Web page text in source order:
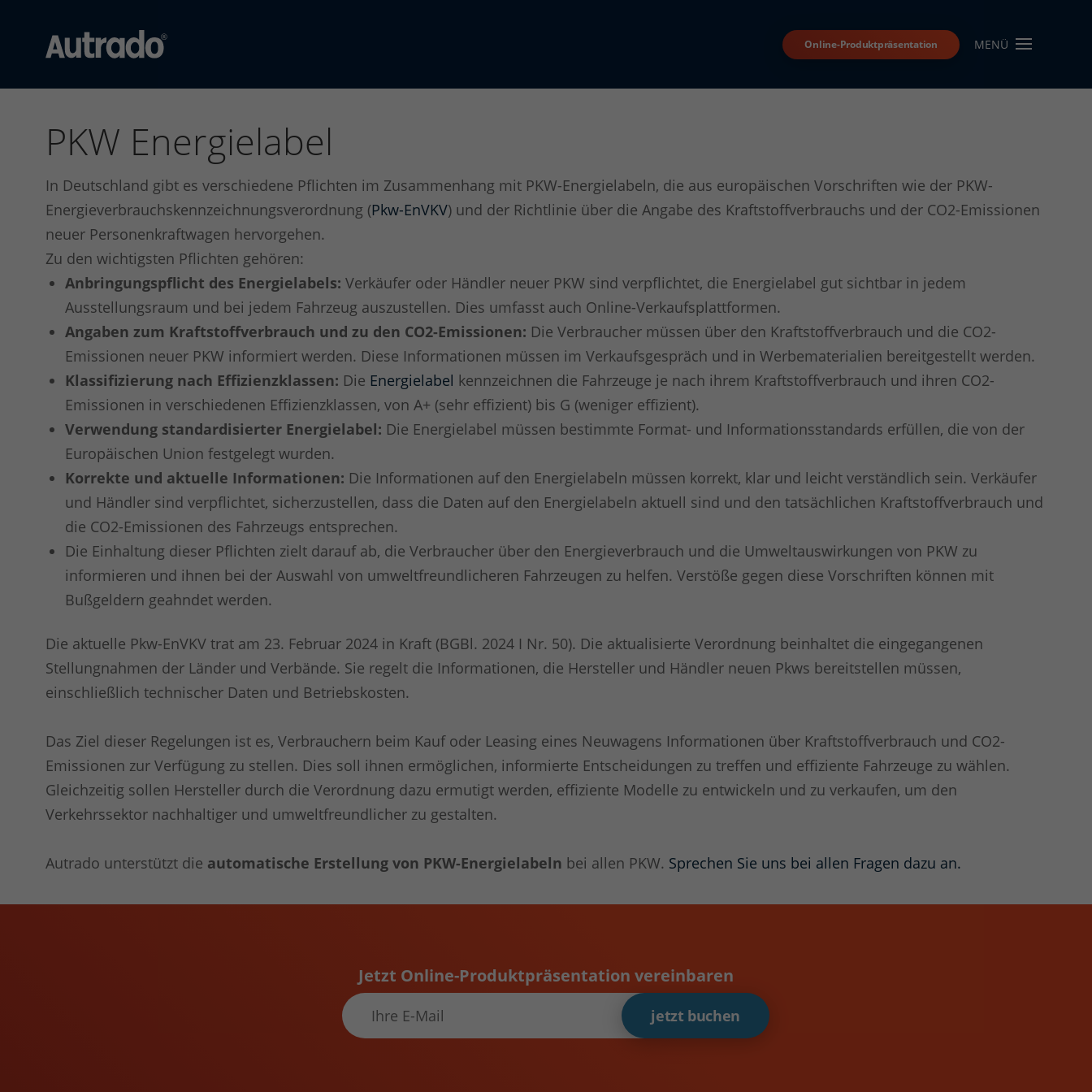
Kfz-
für
Autohändler
Management-
System
den
Automobilhandel
Online-Produktpräsentation MENÜ
PKW Energielabel
In Deutschland gibt es verschiedene Pflichten im Zusammenhang mit PKW-Energielabeln, die aus europäischen Vorschriften wie der PKW-
Energieverbrauchskennzeichnungsverordnung (Pkw-EnVKV) und der Richtlinie über die Angabe des Kraftstoffverbrauchs und der CO2-Emissionen
neuer Personenkraftwagen hervorgehen.
Zu den wichtigsten Pflichten gehören:
Anbringungspflicht des Energielabels: Verkäufer oder Händler neuer PKW sind verpflichtet, die Energielabel gut sichtbar in jedem
Ausstellungsraum und bei jedem Fahrzeug auszustellen. Dies umfasst auch Online-Verkaufsplattformen.
Angaben zum Kraftstoffverbrauch und zu den CO2-Emissionen: Die Verbraucher müssen über den Kraftstoffverbrauch und die CO2-
Emissionen neuer PKW informiert werden. Diese Informationen müssen im Verkaufsgespräch und in Werbematerialien bereitgestellt werden.
Klassifizierung nach Effizienzklassen: Die Energielabel kennzeichnen die Fahrzeuge je nach ihrem Kraftstoffverbrauch und ihren CO2-
Emissionen in verschiedenen Effizienzklassen, von A+ (sehr effizient) bis G (weniger effizient).
Verwendung standardisierter Energielabel: Die Energielabel müssen bestimmte Format- und Informationsstandards erfüllen, die von der
Europäischen Union festgelegt wurden.
Korrekte und aktuelle Informationen: Die Informationen auf den Energielabeln müssen korrekt, klar und leicht verständlich sein. Verkäufer
und Händler sind verpflichtet, sicherzustellen, dass die Daten auf den Energielabeln aktuell sind und den tatsächlichen Kraftstoffverbrauch und
die CO2-Emissionen des Fahrzeugs entsprechen.
Die Einhaltung dieser Pflichten zielt darauf ab, die Verbraucher über den Energieverbrauch und die Umweltauswirkungen von PKW zu
informieren und ihnen bei der Auswahl von umweltfreundlicheren Fahrzeugen zu helfen. Verstöße gegen diese Vorschriften können mit
Bußgeldern geahndet werden.
Die aktuelle Pkw-EnVKV trat am 23. Februar 2024 in Kraft (BGBl. 2024 I Nr. 50). Die aktualisierte Verordnung beinhaltet die eingegangenen
Stellungnahmen der Länder und Verbände. Sie regelt die Informationen, die Hersteller und Händler neuen Pkws bereitstellen müssen,
einschließlich technischer Daten und Betriebskosten.
Das Ziel dieser Regelungen ist es, Verbrauchern beim Kauf oder Leasing eines Neuwagens Informationen über Kraftstoffverbrauch und CO2-
Emissionen zur Verfügung zu stellen. Dies soll ihnen ermöglichen, informierte Entscheidungen zu treffen und effiziente Fahrzeuge zu wählen.
Gleichzeitig sollen Hersteller durch die Verordnung dazu ermutigt werden, effiziente Modelle zu entwickeln und zu verkaufen, um den
Verkehrssektor nachhaltiger und umweltfreundlicher zu gestalten.
Autrado unterstützt die automatische Erstellung von PKW-Energielabeln bei allen PKW. Sprechen Sie uns bei allen Fragen dazu an.
Jetzt Online-Produktpräsentation vereinbaren
jetzt buchen